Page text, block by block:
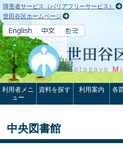
本文へ
障害者サービス（バリアフリーサービス）
世田谷区ホームページ
利用者メニ
ュー
資料を探す 利用案内
各
中央図書館